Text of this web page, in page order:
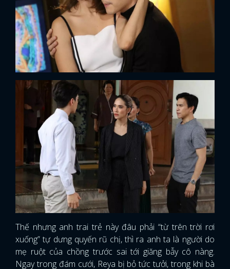
Thế nhưng anh trai trẻ này đâu phải “từ trên trời rơi
xuống” tự dưng quyến rũ chị, thì ra anh ta là người do
mẹ ruột của chồng trước sai tới giăng bẫy cô nàng.
Ngay trong đám cưới, Reya bị bỏ tức tưởi, trong khi bà